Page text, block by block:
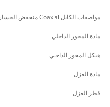
مواصفات الكابل Coaxial منخفض الخسارة 12D-FB (ALSR600,LMR600)
مادة المحور الداخلي
هيكل المحور الداخلي
مادة العزل
قطر العزل